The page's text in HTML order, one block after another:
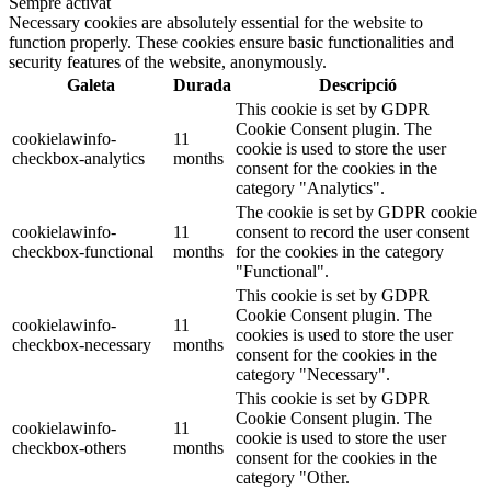
Necessary cookies are absolutely essential for the website to
function properly. These cookies ensure basic functionalities and
security features of the website, anonymously.
Galeta
Durada Descripció
cookielawinfo-
checkbox-analytics
11
months
This cookie is set by GDPR
Cookie Consent plugin. The
cookie is used to store the user
consent for the cookies in the
category "Analytics".
cookielawinfo-
checkbox-functional
11
months
The cookie is set by GDPR cookie
consent to record the user consent
for the cookies in the category
"Functional".
cookielawinfo-
checkbox-necessary
11
months
This cookie is set by GDPR
Cookie Consent plugin. The
cookies is used to store the user
consent for the cookies in the
category "Necessary".
cookielawinfo-
checkbox-others
11
months
This cookie is set by GDPR
Cookie Consent plugin. The
cookie is used to store the user
consent for the cookies in the
category "Other.